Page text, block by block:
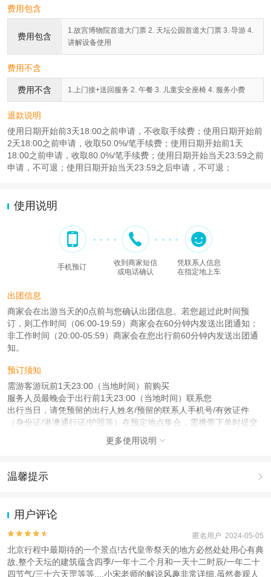
费用包含
费用包含
1.故宫博物院首道大门票 2. 天坛公园首道大门票 3. 导游 4.
讲解设备使用
费用不含
费用不含 1.上门接+送回服务 2. 午餐 3. 儿童安全座椅 4. 服务小费
退款说明
使用日期开始前3天18:00之前申请，不收取手续费；使用日期开始前
2天18:00之前申请，收取50.0%/笔手续费；使用日期开始前1天
18:00之前申请，收取80.0%/笔手续费；使用日期开始当天23:59之前
申请，不可退；使用日期开始当天23:59之后申请，不可退；
使用说明
手机预订
收到商家短信
或电话确认
凭联系人信息
在指定地上车
出团信息
商家会在出游当天的0点前与您确认出团信息。若您超过此时间预
订，则工作时间（06:00-19:59）商家会在60分钟内发送出团通知；
非工作时间（20:00-05:59）商家会在您出行前60分钟内发送出团通
知。
预订须知
需游客游玩前1天23:00（当地时间）前购买
服务人员最晚会于出行前1天23:00（当地时间）联系您
出行当日，请凭预留的出行人姓名/预留的联系人手机号/有效证件
（身份证/港澳通行证/护照等）在预定地点集合，需携带下单时提交
成人：18周岁 – 59周岁；
儿童：3周岁 – 17周岁；
查看： 查看工商执照信息
本产品由青岛驿路同行国际旅行社有限公司代理招徕，委托社为北京蜗牛国际旅
行社有限公司，具体的旅游服务和操作由委托社及其有资质的地接社提供
更多使用说明 
温馨提示 
动（如跳伞、潜水、滑雪等）前，请务必仔细阅读
2.为普及旅游安全知识及旅游文明公约，使您的旅程顺利圆满完成，
特制定《去哪儿网旅游安全手册》 ，请您认真阅读并切实遵守。
用户评论

 匿名用户 2024-05-05
北京行程中最期待的一个景点!古代皇帝祭天的地方必然处处用心有典
故,整个天坛的建筑蕴含四季/一年十二个月和一天十二时辰/一年二十
四节气/三十六天罡等等...,小宋老师的解说风趣非常详细,虽然参观人